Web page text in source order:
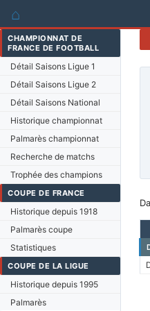
⌂
CHAMPIONNAT DE
FRANCE DE FOOTBALL
Détail Saisons Ligue 1
Détail Saisons Ligue 2
Détail Saisons National
Historique championnat
Palmarès championnat
Recherche de matchs
Trophée des champions
COUPE DE FRANCE
Historique depuis 1918
Palmarès coupe
Statistiques
COUPE DE LA LIGUE
Historique depuis 1995
Palmarès